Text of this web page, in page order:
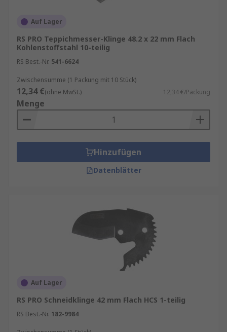
Auf Lager
RS PRO Teppichmesser-Klinge 48.2 x 22 mm Flach
Kohlenstoffstahl 10-teilig
RS Best.-Nr. 541-6624
Zwischensumme (1 Packung mit 10 Stück)
12,34 €(ohne MwSt.) 12,34 €/Packung
Menge
Hinzufügen
Datenblätter
Auf Lager
RS PRO Schneidklinge 42 mm Flach HCS 1-teilig
RS Best.-Nr. 182-9984